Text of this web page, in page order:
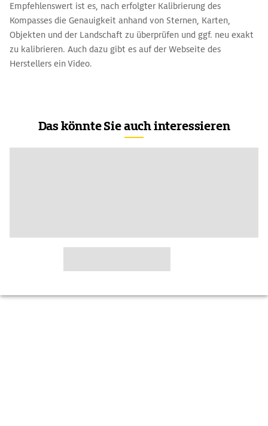
Empfehlenswert ist es, nach erfolgter Kalibrierung des
Kompasses die Genauigkeit anhand von Sternen, Karten,
Objekten und der Landschaft zu überprüfen und ggf. neu exakt
zu kalibrieren. Auch dazu gibt es auf der Webseite des
Herstellers ein Video.
Das könnte Sie auch interessieren